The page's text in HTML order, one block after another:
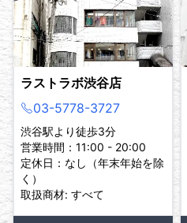
ラストラボ渋谷店
03-5778-3727
渋谷駅より徒歩3分
営業時間：11:00 - 20:00
定休日：なし（年末年始を除
く）
取扱商材: すべて